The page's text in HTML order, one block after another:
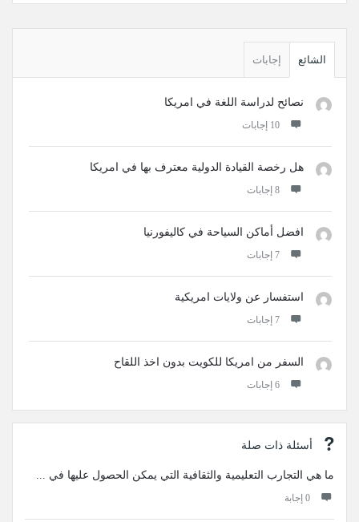
الجانبيةالشائع إجابات
نصائح لدراسة اللغة في امريكا
‫10 إجابات
هل رخصة القيادة الدولية معترف بها في امريكا
‫8 إجابات
افضل أماكن السياحة في كاليفورنيا
‫7 إجابات
استفسار عن ولايات امريكية
‫7 إجابات
السفر من امريكا للكويت بدون اخذ اللقاح
‫6 إجابات
أسئلة ذات صلة
ما هي التجارب التعليمية والثقافية التي يمكن الحصول عليها في ...
‫0 إجابة